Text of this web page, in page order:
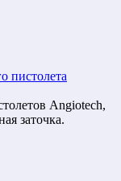
пистолета
Angiotech,
заточка.